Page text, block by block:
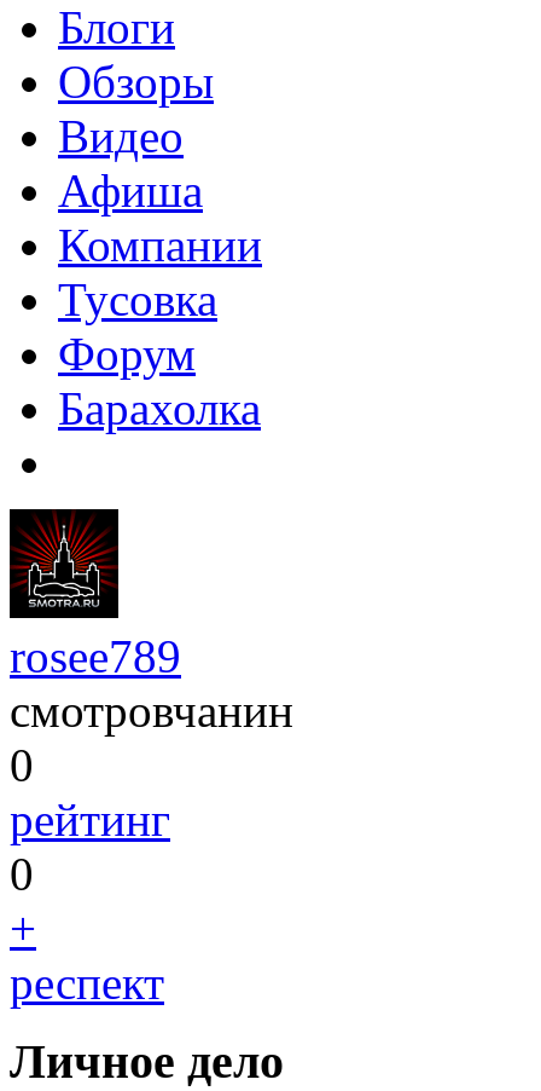
Блоги
Обзоры
Видео
Афиша
Компании
Тусовка
Форум
Барахолка
rosee789
смотровчанин
0
рейтинг
0
+
респект
Личное дело